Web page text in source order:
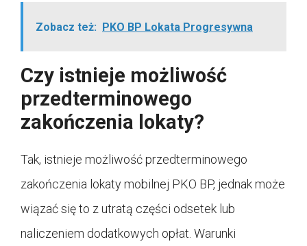
Zobacz też: PKO BP Lokata Progresywna
Czy istnieje możliwość
przedterminowego
zakończenia lokaty?
Tak, istnieje możliwość przedterminowego
zakończenia lokaty mobilnej PKO BP, jednak może
wiązać się to z utratą części odsetek lub
naliczeniem dodatkowych opłat. Warunki